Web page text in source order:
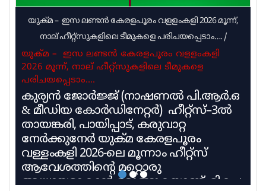
യുക്മ – ഇസ ലണ്ടൻ കേരളപൂരം വളളംകളി 2026 മൂന്ന്,
നാല് ഹീറ്റ്സുകളിലെ ടീമുകളെ പരിചയപ്പെടാം…. /
യുക്മ – ഇസ ലണ്ടൻ കേരളപൂരം വളളംകളി
2026 മൂന്ന്, നാല് ഹീറ്റ്സുകളിലെ ടീമുകളെ
പരിചയപ്പെടാം….
കുര്യൻ ജോർജ്ജ് (നാഷണൽ പി.ആർ.ഒ
& മീഡിയ കോർഡിനേറ്റർ) ഹീറ്റ്സ്–3ൽ
തായങ്കരി, പായിപ്പാട്, കരുവാറ്റ
നേർക്കുനേർ യുക്മ കേരളപൂരം
വള്ളംകളി 2026-ലെ മൂന്നാം ഹീറ്റ്സ്
ആവേശത്തിന്റെ മറ്റൊരു
അധ്യായമാകാൻ ഒരുങ്ങുകയാണ്. മികച്ച